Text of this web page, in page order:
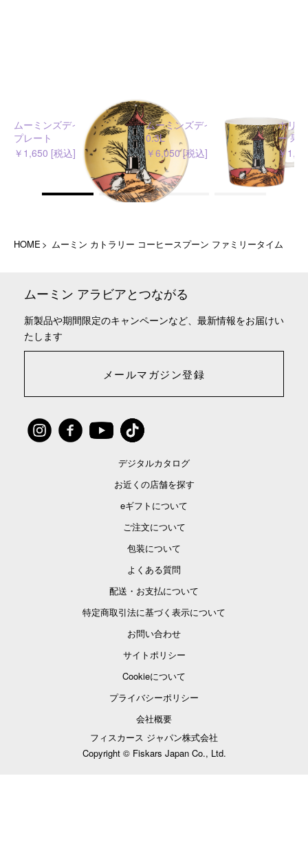
ムーミンズデイ 2026 ミニ
プレート
￥1,650 [税込]
ムーミンズデイ 2026 マグ
0.3L
￥6,050 [税込]
ホリ
ー 果
￥
HOME ムーミン カトラリー コーヒースプーン ファミリータイム
ムーミン アラビアとつながる
新製品や期間限定のキャンペーンなど、最新情報をお届けい
たします
メールマガジン登録
デジタルカタログ
お近くの店舗を探す
eギフトについて
ご注文について
包装について
よくある質問
配送・お支払について
特定商取引法に基づく表示について
お問い合わせ
サイトポリシー
Cookieについて
プライバシーポリシー
会社概要
フィスカース ジャパン株式会社
Copyright © Fiskars Japan Co., Ltd.